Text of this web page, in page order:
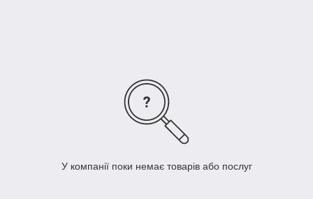
У компанії поки немає товарів або послуг